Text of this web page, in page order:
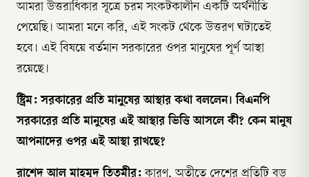
আমরা উত্তরাধিকার সূত্রে চরম সংকটকালীন একটি অর্থনীতি
পেয়েছি। আমরা মনে করি, এই সংকট থেকে উত্তরণ ঘটাতেই
হবে। এই বিষয়ে বর্তমান সরকারের ওপর মানুষের পূর্ণ আস্থা
রয়েছে।
স্ট্রিম: সরকারের প্রতি মানুষের আস্থার কথা বললেন। বিএনপি
সরকারের প্রতি মানুষের এই আস্থার ভিত্তি আসলে কী? কেন মানুষ
আপনাদের ওপর এই আস্থা রাখছে?
কারণ, অতীতে দেশের প্রতিটি বড়